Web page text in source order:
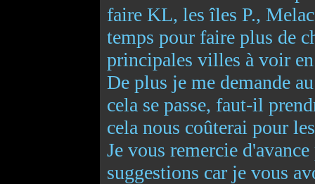
faire KL, les îles P.,
temps pour faire plus de
principales villes à voir
De plus je me demande
cela se passe, faut-il
cela nous coûterai pour
Je vous remercie
suggestions car je vous